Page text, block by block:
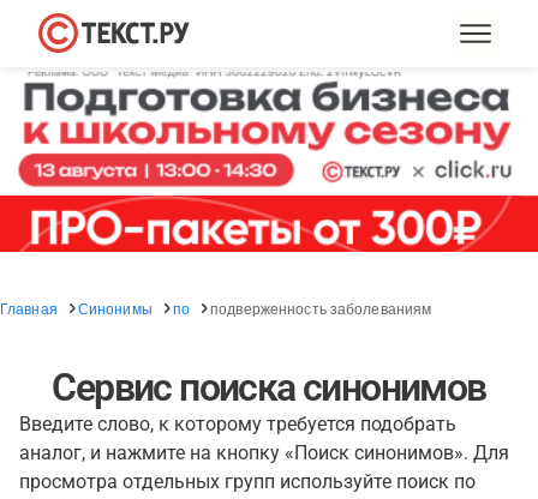
Главная Синонимы по подверженность заболеваниям
Сервис поиска синонимов
Введите слово, к которому требуется подобрать
аналог, и нажмите на кнопку «Поиск синонимов». Для
просмотра отдельных групп используйте поиск по